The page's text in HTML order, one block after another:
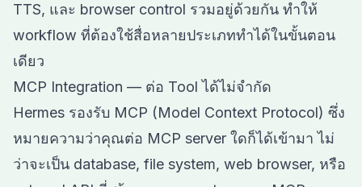
TTS, และ browser control รวมอยู่ด้วยกัน ทำให้
workflow ที่ต้องใช้สื่อหลายประเภททำได้ในขั้นตอน
เดียว
MCP Integration — ต่อ Tool ได้ไม่จำกัด
Hermes รองรับ MCP (Model Context Protocol) ซึ่ง
หมายความว่าคุณต่อ MCP server ใดก็ได้เข้ามา ไม่
ว่าจะเป็น database, file system, web browser, หรือ